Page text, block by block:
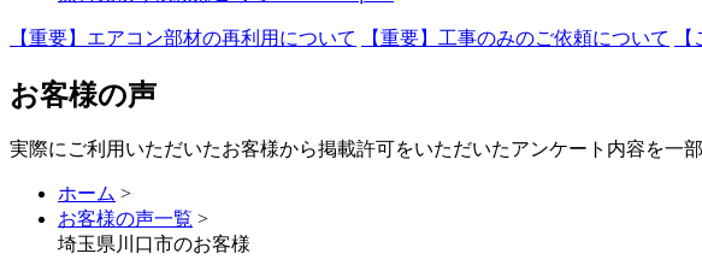
【重要】エアコン部材の再利用について 【重要】工事のみのご依頼について
お客様の声
実際にご利用いただいたお客様から掲載許可をいただいたアンケート内容を一
ホーム >
お客様の声一覧 >
埼玉県川口市のお客様